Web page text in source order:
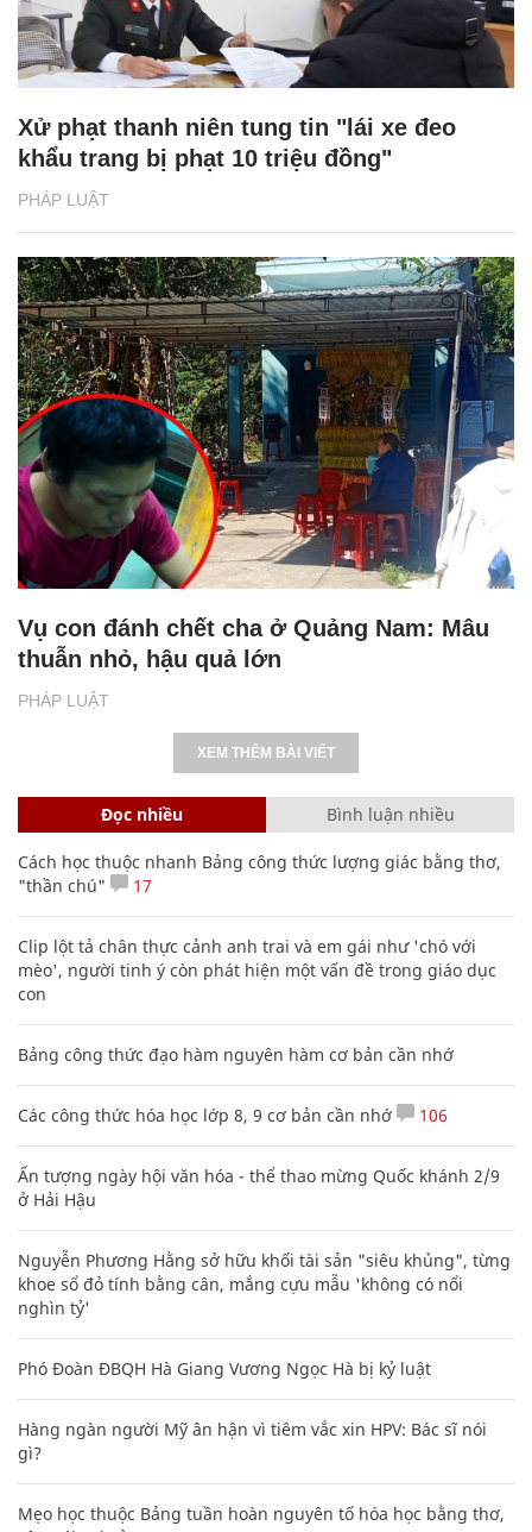
PHÁP LUẬT
Xử phạt thanh niên tung tin "lái xe đeo
khẩu trang bị phạt 10 triệu đồng"
PHÁP LUẬT
Vụ con đánh chết cha ở Quảng Nam: Mâu
thuẫn nhỏ, hậu quả lớn
XEM THÊM BÀI VIẾT
Đọc nhiều Bình luận nhiều
Cách học thuộc nhanh Bảng công thức lượng giác bằng thơ,
"thần chú"
17
Clip lột tả chân thực cảnh anh trai và em gái như 'chó với
mèo', người tinh ý còn phát hiện một vấn đề trong giáo dục
con
Bảng công thức đạo hàm nguyên hàm cơ bản cần nhớ
Các công thức hóa học lớp 8, 9 cơ bản cần nhớ 106
Ấn tượng ngày hội văn hóa - thể thao mừng Quốc khánh 2/9
ở Hải Hậu
Nguyễn Phương Hằng sở hữu khối tài sản "siêu khủng", từng
khoe sổ đỏ tính bằng cân, mắng cựu mẫu 'không có nổi
nghìn tỷ'
Phó Đoàn ĐBQH Hà Giang Vương Ngọc Hà bị kỷ luật
Hàng ngàn người Mỹ ân hận vì tiêm vắc xin HPV: Bác sĩ nói
gì?
Mẹo học thuộc Bảng tuần hoàn nguyên tố hóa học bằng thơ,